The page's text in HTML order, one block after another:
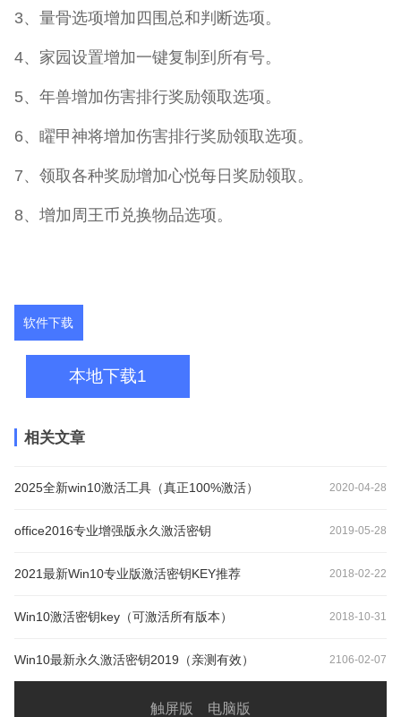
3、量骨选项增加四围总和判断选项。
4、家园设置增加一键复制到所有号。
5、年兽增加伤害排行奖励领取选项。
6、矅甲神将增加伤害排行奖励领取选项。
7、领取各种奖励增加心悦每日奖励领取。
8、增加周王币兑换物品选项。
软件下载
本地下载1
相关文章
2025全新win10激活工具（真正100%激活） 2020-04-28
office2016专业增强版永久激活密钥 2019-05-28
2021最新Win10专业版激活密钥KEY推荐 2018-02-22
Win10激活密钥key（可激活所有版本） 2018-10-31
Win10最新永久激活密钥2019（亲测有效） 2106-02-07
触屏版 电脑版